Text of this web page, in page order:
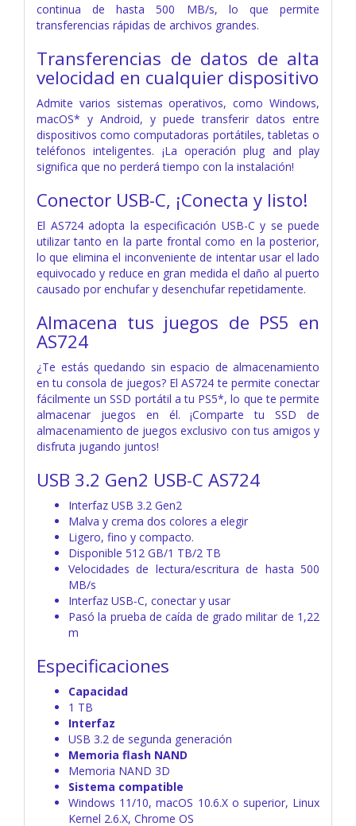
continua de hasta 500 MB/s, lo que permite
transferencias rápidas de archivos grandes.
Transferencias de datos de alta
velocidad en cualquier dispositivo
Admite varios sistemas operativos, como Windows,
macOS* y Android, y puede transferir datos entre
dispositivos como computadoras portátiles, tabletas o
teléfonos inteligentes. ¡La operación plug and play
significa que no perderá tiempo con la instalación!
Conector USB-C, ¡Conecta y listo!
El AS724 adopta la especificación USB-C y se puede
utilizar tanto en la parte frontal como en la posterior,
lo que elimina el inconveniente de intentar usar el lado
equivocado y reduce en gran medida el daño al puerto
causado por enchufar y desenchufar repetidamente.
Almacena tus juegos de PS5 en
AS724
¿Te estás quedando sin espacio de almacenamiento
en tu consola de juegos? El AS724 te permite conectar
fácilmente un SSD portátil a tu PS5*, lo que te permite
almacenar juegos en él. ¡Comparte tu SSD de
almacenamiento de juegos exclusivo con tus amigos y
disfruta jugando juntos!
USB 3.2 Gen2 USB-C AS724
Interfaz USB 3.2 Gen2
Malva y crema dos colores a elegir
Ligero, fino y compacto.
Disponible 512 GB/1 TB/2 TB
Velocidades de lectura/escritura de hasta 500
MB/s
Interfaz USB-C, conectar y usar
Pasó la prueba de caída de grado militar de 1,22
m
Especificaciones
Capacidad
1 TB
Interfaz
USB 3.2 de segunda generación
Memoria flash NAND
Memoria NAND 3D
Sistema compatible
Windows 11/10, macOS 10.6.X o superior, Linux
Kernel 2.6.X, Chrome OS